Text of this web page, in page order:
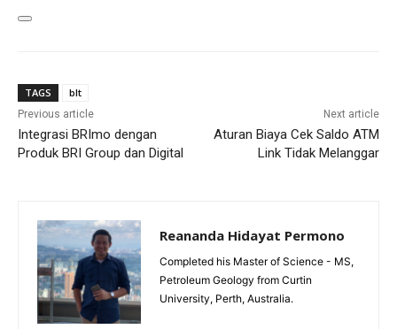
TAGS blt
Previous article
Integrasi BRImo dengan
Produk BRI Group dan Digital
Next article
Aturan Biaya Cek Saldo ATM
Link Tidak Melanggar
Reananda Hidayat Permono
Completed his Master of Science - MS,
Petroleum Geology from Curtin
University, Perth, Australia.